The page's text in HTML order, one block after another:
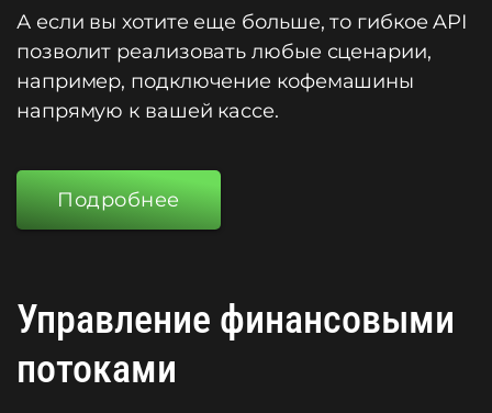
А если вы хотите еще больше, то гибкое API
позволит реализовать любые сценарии,
например, подключение кофемашины
напрямую к вашей кассе.
Подробнее
Управление финансовыми
потоками